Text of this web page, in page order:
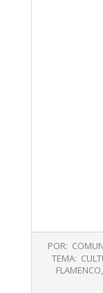
POR:
TEMA:
FLAMENCO,